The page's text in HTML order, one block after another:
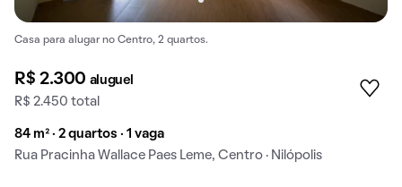
Casa para alugar no Centro, 2 quartos.
R$ 2.300 aluguel
R$ 2.450 total
84 m² · 2 quartos · 1 vaga
Rua Pracinha Wallace Paes Leme, Centro · Nilópolis